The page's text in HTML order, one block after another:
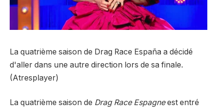
La quatrième saison de Drag Race España a décidé
d'aller dans une autre direction lors de sa finale.
(Atresplayer)
La quatrième saison de Drag Race Espagneest entré